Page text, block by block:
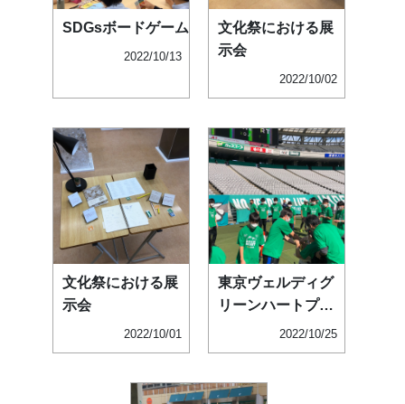
SDGsボードゲーム
2022/10/13
文化祭における展
示会
2022/10/02
文化祭における展
示会
2022/10/01
東京ヴェルディグ
リーンハートプロ
2022/10/25